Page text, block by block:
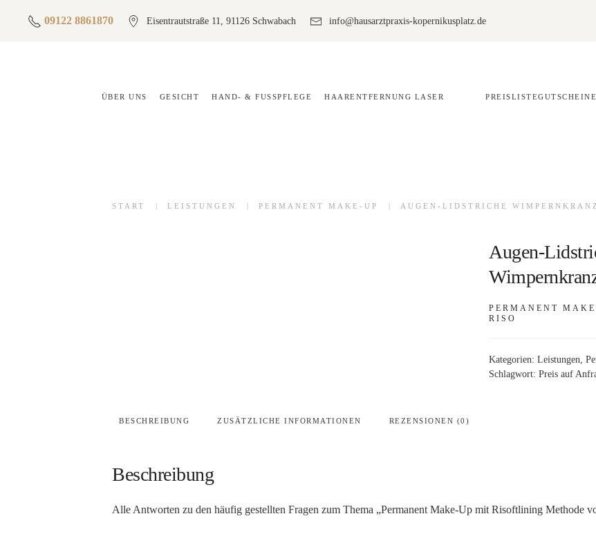
09122 8861870 Eisentrautstraße 11, 91126 Schwabach info@hausarztpraxis-kopernikusplatz.de
ÜBER UNS GESICHT HAND- & FUSSPFLEGE HAARENTFERNUNG LASER PREISLISTEGUTSCHEINE
START LEISTUNGEN PERMANENT MAKE-UP AUGEN-LIDSTRICHE
Augen-
PERMANENT
RISO
Kategorien: Leistungen,
Schlagwort: Preis auf
BESCHREIBUNG ZUSÄTZLICHE INFORMATIONEN REZENSIONEN (0)
Beschreibung
Alle Antworten zu den häufig gestellten Fragen zum Thema „Permanent Make-Up mit Risoftlining Methode